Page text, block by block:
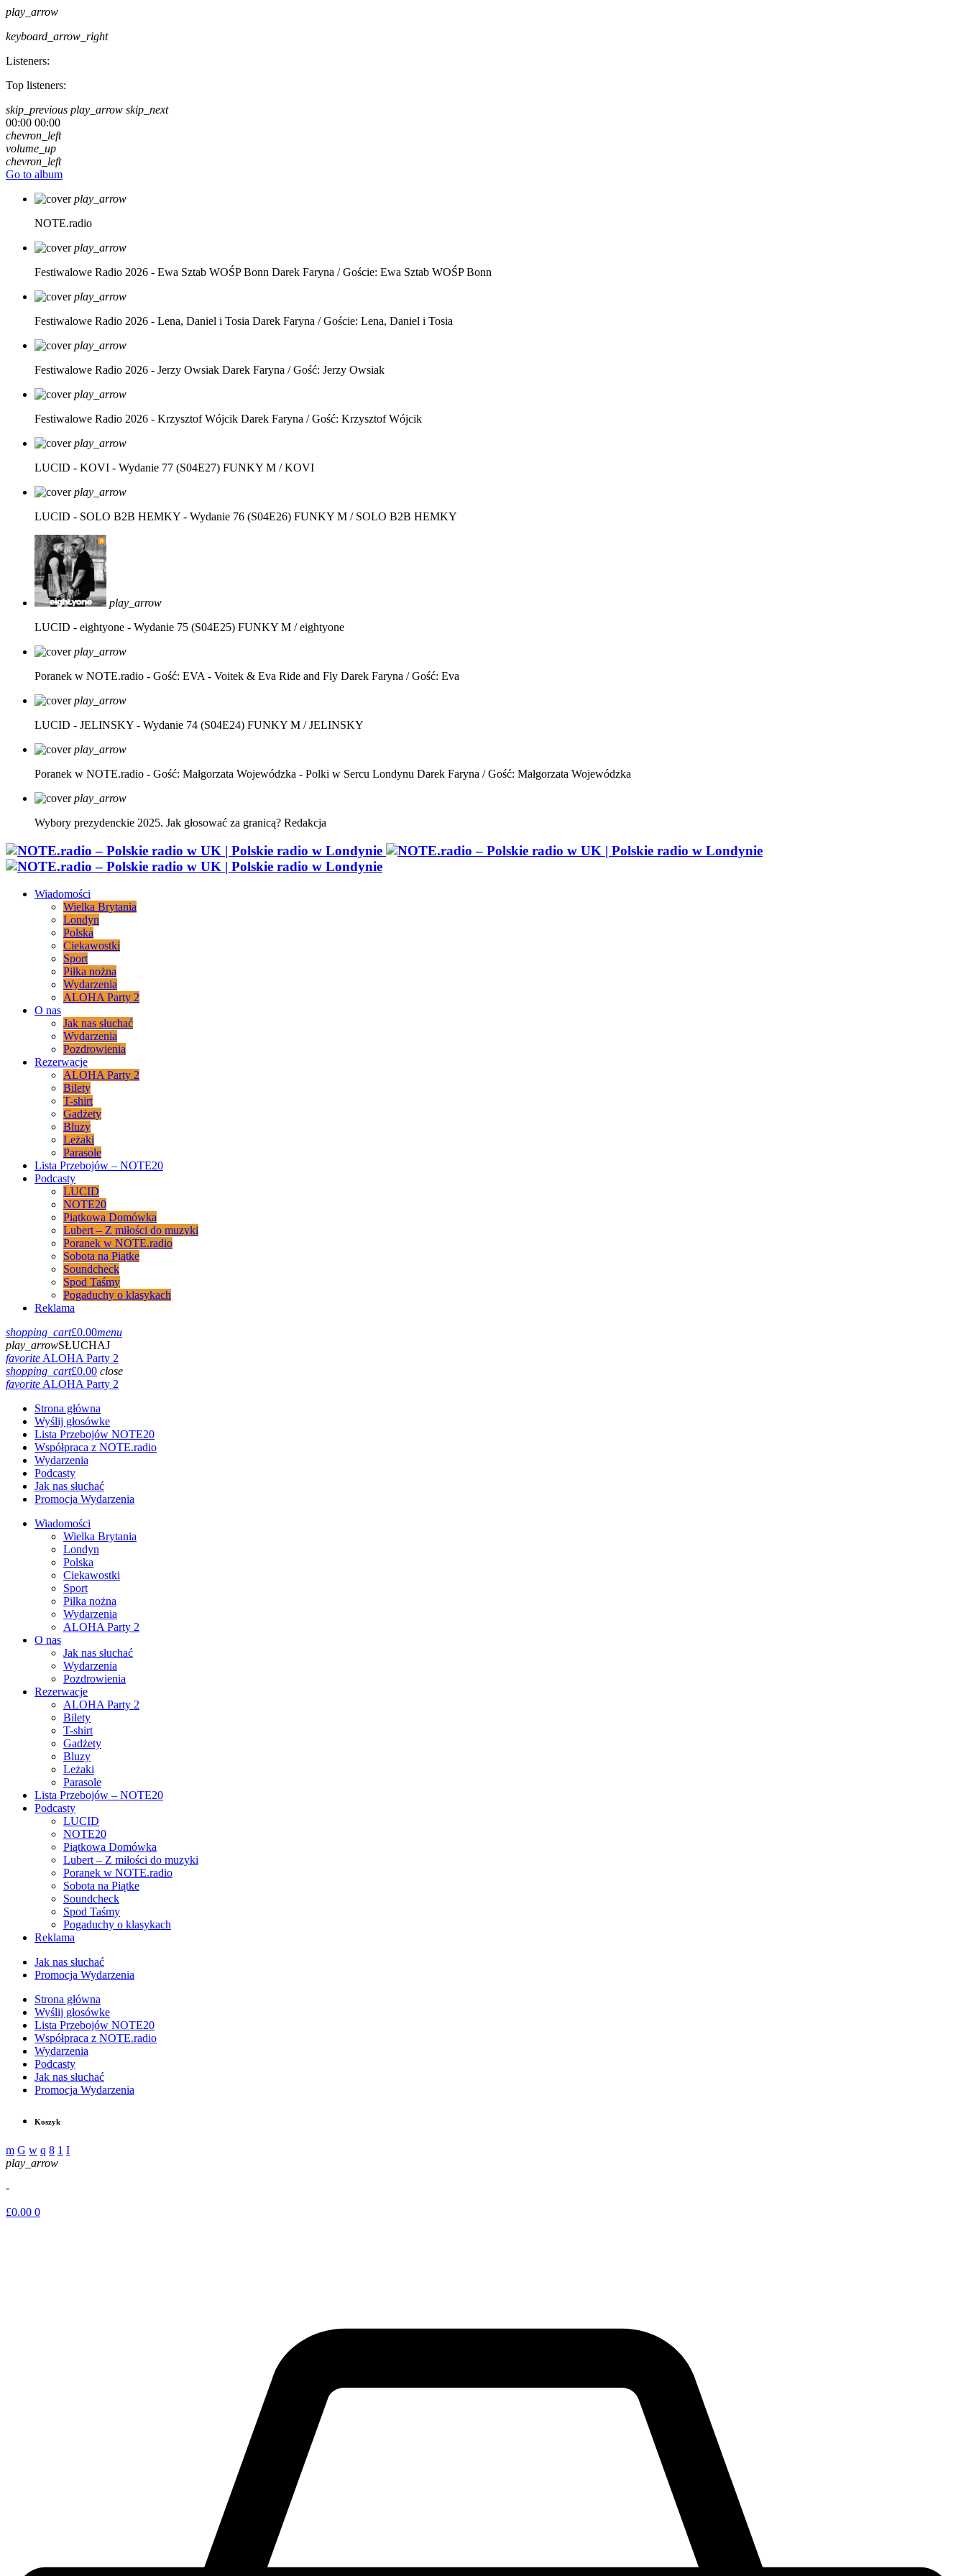
play_arrow
keyboard_arrow_right
Listeners:
Top listeners:
skip_previous play_arrow skip_next
00:00 00:00
chevron_left
volume_up
chevron_left
Go to album
play_arrow
NOTE.radio
play_arrow
Festiwalowe Radio 2026 - Ewa Sztab WOŚP Bonn Darek Faryna / Goście: Ewa Sztab WOŚP Bonn
play_arrow
Festiwalowe Radio 2026 - Lena, Daniel i Tosia Darek Faryna / Goście: Lena, Daniel i Tosia
play_arrow
Festiwalowe Radio 2026 - Jerzy Owsiak Darek Faryna / Gość: Jerzy Owsiak
play_arrow
Festiwalowe Radio 2026 - Krzysztof Wójcik Darek Faryna / Gość: Krzysztof Wójcik
play_arrow
LUCID - KOVI - Wydanie 77 (S04E27) FUNKY M / KOVI
play_arrow
LUCID - SOLO B2B HEMKY - Wydanie 76 (S04E26) FUNKY M / SOLO B2B HEMKY
play_arrow
LUCID - eightyone - Wydanie 75 (S04E25) FUNKY M / eightyone
play_arrow
Poranek w NOTE.radio - Gość: EVA - Voitek & Eva Ride and Fly Darek Faryna / Gość: Eva
play_arrow
LUCID - JELINSKY - Wydanie 74 (S04E24) FUNKY M / JELINSKY
play_arrow
Poranek w NOTE.radio - Gość: Małgorzata Wojewódzka - Polki w Sercu Londynu Darek Faryna / Gość: Małgorzata Wojewódzka
play_arrow
Wybory prezydenckie 2025. Jak głosować za granicą? Redakcja
Wiadomości
Wielka Brytania
Londyn
Polska
Ciekawostki
Sport
Piłka nożna
Wydarzenia
ALOHA Party 2
O nas
Jak nas słuchać
Wydarzenia
Pozdrowienia
Rezerwacje
ALOHA Party 2
Bilety
T-shirt
Gadżety
Bluzy
Leżaki
Parasole
Lista Przebojów – NOTE20
Podcasty
LUCID
NOTE20
Piątkowa Domówka
Lubert – Z miłości do muzyki
Poranek w NOTE.radio
Sobota na Piątke
Soundcheck
Spod Taśmy
Pogaduchy o klasykach
Reklama
shopping_cart£0.00menu
play_arrowSŁUCHAJ
favoriteALOHA Party 2
shopping_cart£0.00 close
favoriteALOHA Party 2
Strona główna
Wyślij głosówke
Lista Przebojów NOTE20
Współpraca z NOTE.radio
Wydarzenia
Podcasty
Jak nas słuchać
Promocja Wydarzenia
Wiadomości
Wielka Brytania
Londyn
Polska
Ciekawostki
Sport
Piłka nożna
Wydarzenia
ALOHA Party 2
O nas
Jak nas słuchać
Wydarzenia
Pozdrowienia
Rezerwacje
ALOHA Party 2
Bilety
T-shirt
Gadżety
Bluzy
Leżaki
Parasole
Lista Przebojów – NOTE20
Podcasty
LUCID
NOTE20
Piątkowa Domówka
Lubert – Z miłości do muzyki
Poranek w NOTE.radio
Sobota na Piątke
Soundcheck
Spod Taśmy
Pogaduchy o klasykach
Reklama
Jak nas słuchać
Promocja Wydarzenia
Strona główna
Wyślij głosówke
Lista Przebojów NOTE20
Współpraca z NOTE.radio
Wydarzenia
Podcasty
Jak nas słuchać
Promocja Wydarzenia
Koszyk
play_arrow
-
£0.00 0